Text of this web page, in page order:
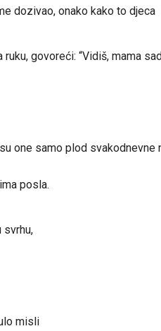
korak – Pokajanje
korak – Naši namazi
dozivao, onako kako to djeca
govoreći: “Vidiš, mama
one samo plod svakodnevne
posla.
svrhu,
misli